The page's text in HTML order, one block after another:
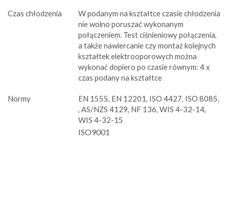
Czas chłodzenia
W podanym na kształtce czasie chłodzenia
nie wolno poruszać wykonanym
połączeniem. Test ciśnieniowy połączenia,
a także nawiercanie czy montaż kolejnych
kształtek elektrooporowych można
wykonać dopiero po czasie równym: 4 x
czas podany na kształtce
Normy
EN 1555, EN 12201, ISO 4427, ISO 8085,
, AS/NZS 4129, NF 136, WIS 4-32-14,
WIS 4-32-15
ISO9001